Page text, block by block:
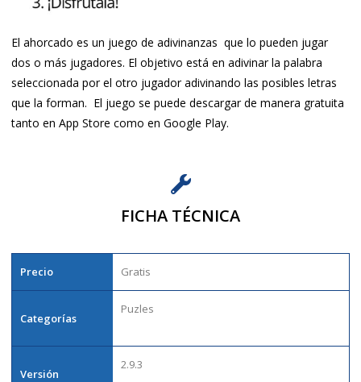
El ahorcado es un juego de adivinanzas que lo pueden jugar
dos o más jugadores. El objetivo está en adivinar la palabra
seleccionada por el otro jugador adivinando las posibles letras
que la forman. El juego se puede descargar de manera gratuita
tanto en App Store como en Google Play.
FICHA TÉCNICA
Precio Gratis
Categorías
Puzles
Versión
2.9.3